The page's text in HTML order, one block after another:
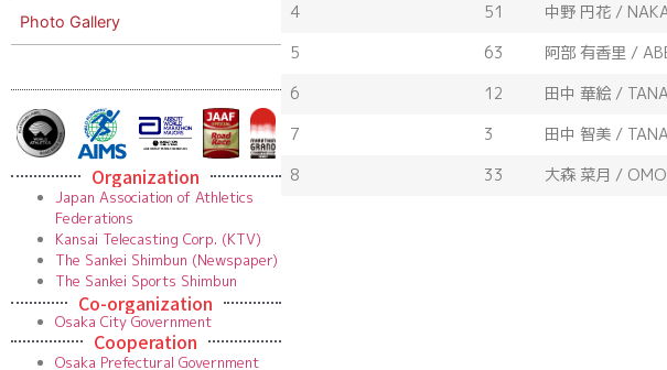
4
51 中野 円花 /
5
63 阿部 有香里 /
6
12 田中 華絵 /
7
3 田中 智美 /
8
33 大森 菜月 /
Photo Gallery
Organization
Japan Association of Athletics
Federations
Kansai Telecasting Corp. (KTV)
The Sankei Shimbun (Newspaper)
The Sankei Sports Shimbun
Co-organization
Osaka City Government
Cooperation
Osaka Prefectural Government